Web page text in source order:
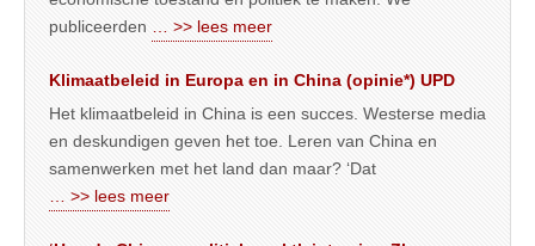
publiceerden … >> lees meer
Klimaatbeleid in Europa en in China (opinie*) UPD
Het klimaatbeleid in China is een succes. Westerse media
en deskundigen geven het toe. Leren van China en
samenwerken met het land dan maar? ‘Dat
… >> lees meer